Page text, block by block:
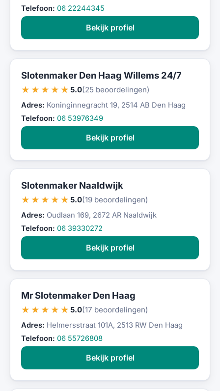
Telefoon: 06 22244345
Bekijk profiel
Slotenmaker Den Haag Willems 24/7
★★★★★ 5.0(25 beoordelingen)
Adres: Koninginnegracht 19, 2514 AB Den Haag
Telefoon: 06 53976349
Bekijk profiel
Slotenmaker Naaldwijk
★★★★★ 5.0(19 beoordelingen)
Adres: Oudlaan 169, 2672 AR Naaldwijk
Telefoon: 06 39330272
Bekijk profiel
Mr Slotenmaker Den Haag
★★★★★ 5.0(17 beoordelingen)
Adres: Helmersstraat 101A, 2513 RW Den Haag
Telefoon: 06 55726808
Bekijk profiel